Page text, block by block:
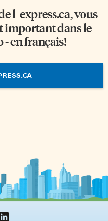
l-express.ca, vous
important dans le
en français!